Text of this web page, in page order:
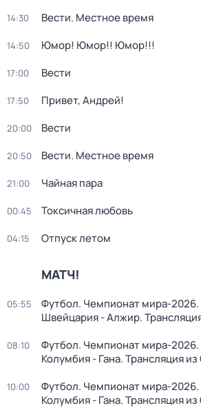
14:30 Вести. Местное время
14:50 Юмор! Юмор!! Юмор!!!
17:00 Вести
17:50 Привет, Андрей!
20:00 Вести
20:50 Вести. Местное время
21:00 Чайная пара
00:45 Токсичная любовь
04:15 Отпуск летом
МАТЧ!
05:55
Футбол. Чемпионат мира-2026.
Швейцария - Алжир.
08:10
Футбол. Чемпионат мира-2026.
Колумбия - Гана. Трансляция
10:00
Футбол. Чемпионат мира-2026.
Колумбия - Гана. Трансляция